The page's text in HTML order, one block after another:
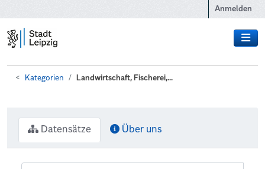
Anmelden
Kategorien Landwirtschaft, Fischerei,...
Datensätze Über uns